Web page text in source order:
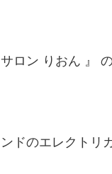
ロン りおん 』
ドのエレクトリ